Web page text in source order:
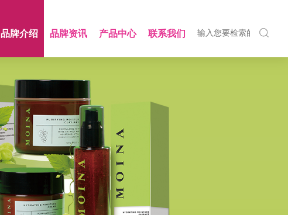
品牌介绍 品牌资讯 产品中心 联系我们